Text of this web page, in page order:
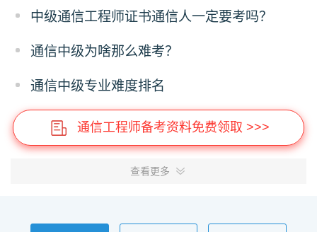
中级通信工程师证书通信人一定要考吗？
通信中级为啥那么难考？
通信中级专业难度排名
通信工程师备考资料免费领取 >>>
查看更多